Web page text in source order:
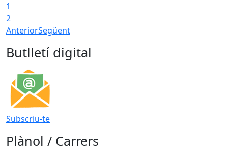
1
2
AnteriorSegüent
Butlletí digital
Subscriu-te
Plànol / Carrers